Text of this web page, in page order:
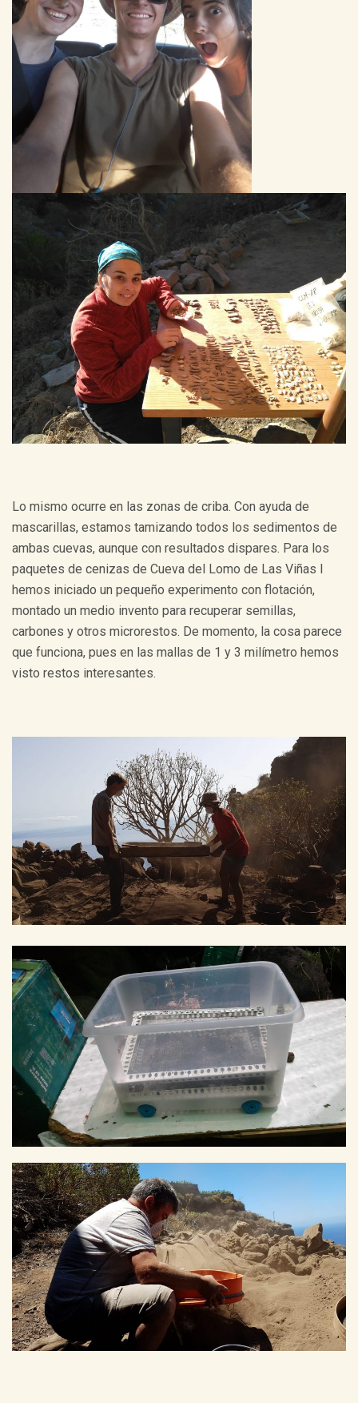
Lo mismo ocurre en las zonas de criba. Con ayuda de
mascarillas, estamos tamizando todos los sedimentos de
ambas cuevas, aunque con resultados dispares. Para los
paquetes de cenizas de Cueva del Lomo de Las Viñas I
hemos iniciado un pequeño experimento con flotación,
montado un medio invento para recuperar semillas,
carbones y otros microrestos. De momento, la cosa parece
que funciona, pues en las mallas de 1 y 3 milímetro hemos
visto restos interesantes.